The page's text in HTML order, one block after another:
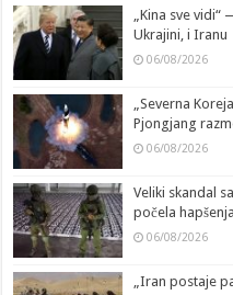
„Kina sve
Ukrajini, i Iranu
06/08/2026
„Severna
Pjongjang
06/08/2026
Veliki skandal
počela hapšenja
06/08/2026
„Iran postaje